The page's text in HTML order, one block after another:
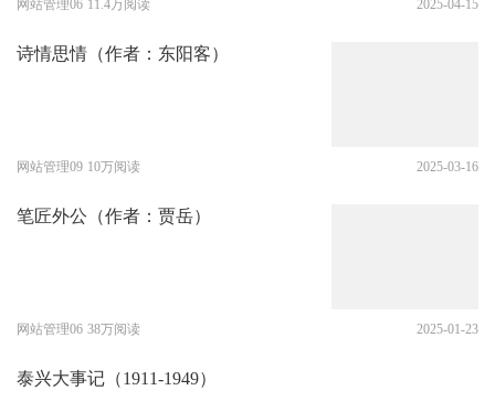
网站管理06 11.4万阅读 2025-04-15
诗情思情（作者：东阳客）
网站管理09 10万阅读 2025-03-16
笔匠外公（作者：贾岳）
网站管理06 38万阅读 2025-01-23
泰兴大事记（1911-1949）